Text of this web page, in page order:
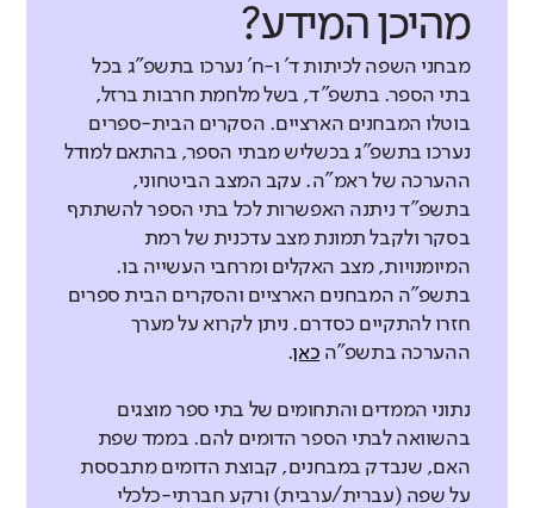
מהיכן המידע?
מבחני השפה לכיתות ד' ו-ח' נערכו בתשפ"ג בכל
בתי הספר. בתשפ"ד, בשל מלחמת חרבות ברזל,
בוטלו המבחנים הארציים. הסקרים הבית-ספרים
נערכו בתשפ"ג בכשליש מבתי הספר, בהתאם למודל
ההערכה של ראמ"ה. עקב המצב הביטחוני,
בתשפ"ד ניתנה האפשרות לכל בתי הספר להשתתף
בסקר ולקבל תמונת מצב עדכנית של רמת
המיומנויות, מצב האקלים ומרחבי העשייה בו.
בתשפ"ה המבחנים הארציים והסקרים הבית ספרים
חזרו להתקיים כסדרם. ניתן לקרוא על מערך
ההערכה בתשפ"ה כאן.
נתוני הממדים והתחומים של בתי ספר מוצגים
בהשוואה לבתי הספר הדומים להם. בממד שפת
האם, שנבדק במבחנים, קבוצת הדומים מתבססת
על שפה (עברית/ערבית) ורקע חברתי-כלכלי